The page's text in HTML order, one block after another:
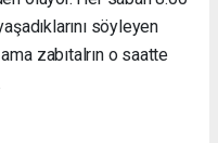
söyleyen
zabıtalrın o saatte